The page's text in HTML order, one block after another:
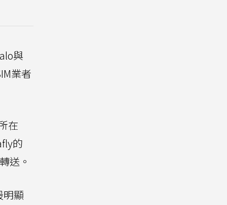
與
業者
在
的
送。
顯